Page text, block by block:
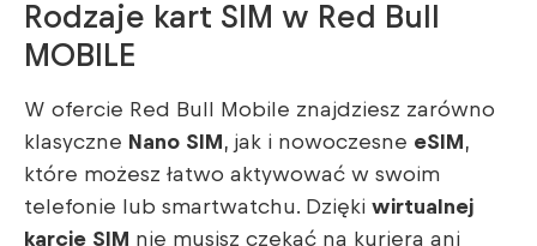
Rodzaje kart SIM w Red Bull
MOBILE
W ofercie Red Bull Mobile znajdziesz zarówno
klasyczne Nano SIM , jak i nowoczesne eSIM ,
które możesz łatwo aktywować w swoim
telefonie lub smartwatchu. Dzięki wirtualnej
karcie SIM nie musisz czekać na kuriera ani